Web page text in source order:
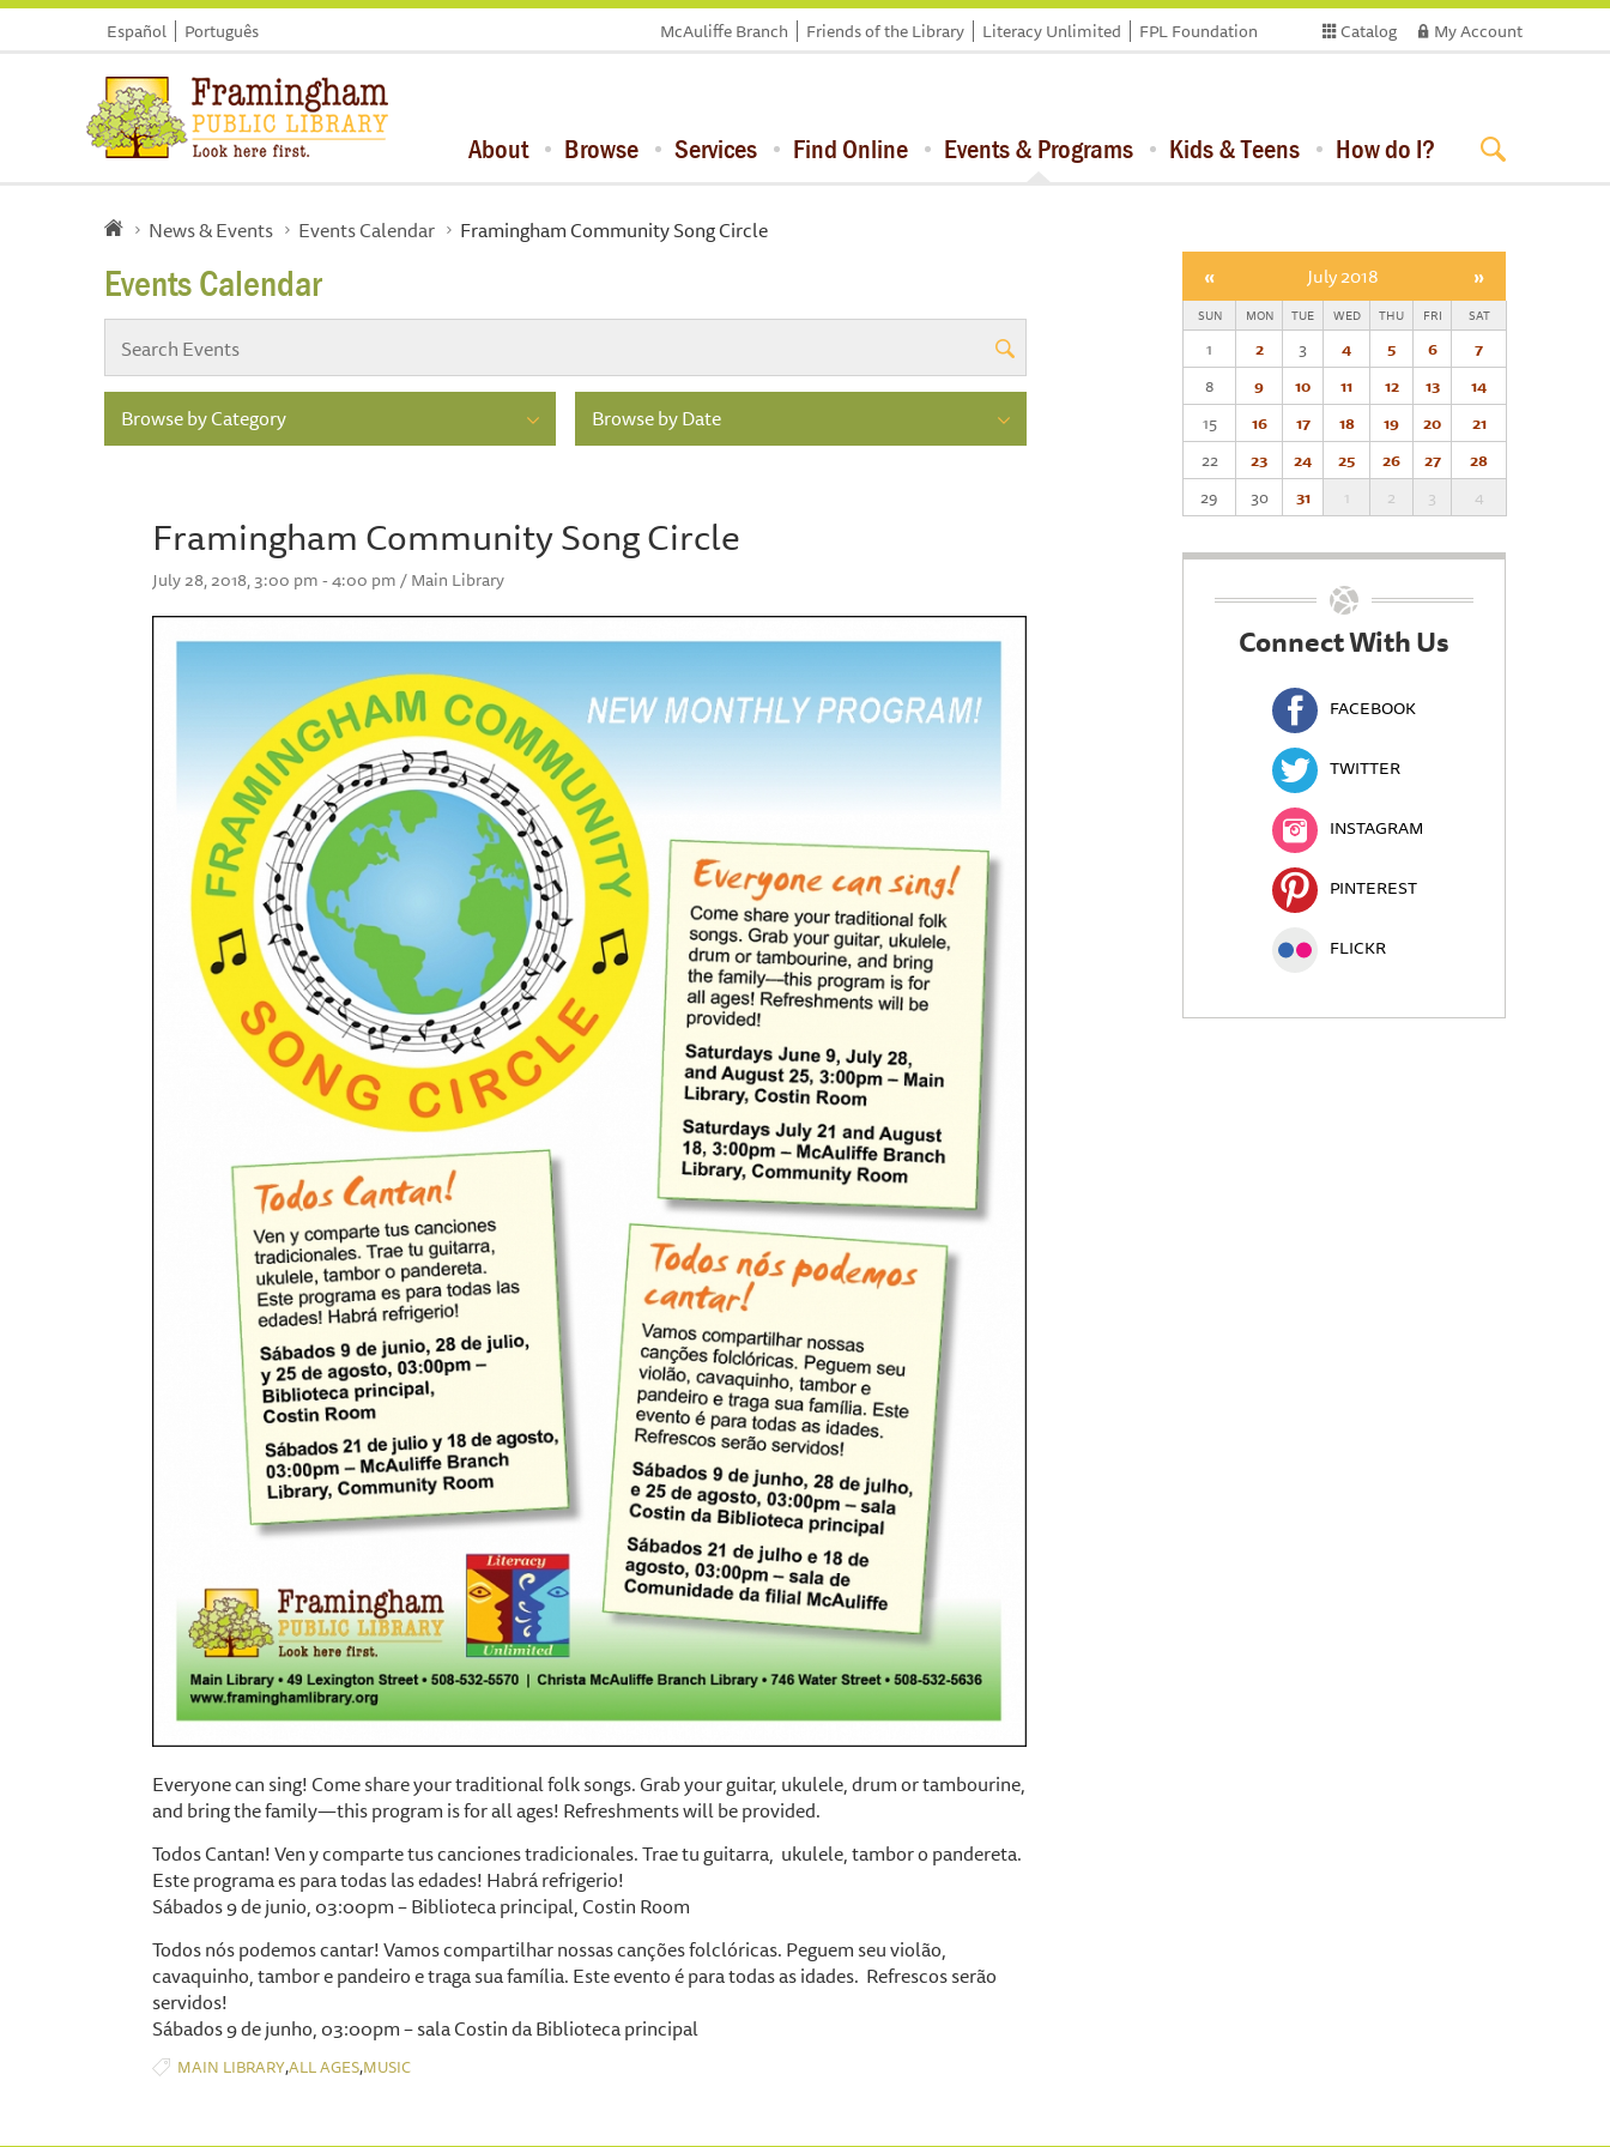
Español Português Catalog My Account
McAuliffe Branch Friends of the Library Literacy Unlimited FPL Foundation
About Browse Services Find Online Events & Programs Kids & Teens How do I?
News & Events Events Calendar Framingham Community Song Circle
Events Calendar
Browse by Category Browse by Date
Framingham Community Song Circle
July 28, 2018, 3:00 pm - 4:00 pm / Main Library
Everyone can sing! Come share your traditional folk songs. Grab your guitar, ukulele, drum or tambourine,
and bring the family—this program is for all ages! Refreshments will be provided.
Todos Cantan! Ven y comparte tus canciones tradicionales. Trae tu guitarra, ukulele, tambor o pandereta.
Este programa es para todas las edades! Habrá refrigerio!
Sábados 9 de junio, 03:00pm – Biblioteca principal, Costin Room
Todos nós podemos cantar! Vamos compartilhar nossas canções folclóricas. Peguem seu violão,
cavaquinho, tambor e pandeiro e traga sua família. Este evento é para todas as idades. Refrescos serão
servidos!
Sábados 9 de junho, 03:00pm – sala Costin da Biblioteca principal
MAIN LIBRARY,ALL AGES,MUSIC
« July 2018 »
SUN MON TUE WED THU FRI SAT
1 2 3 4 5 6
7
8
9 10 11 12 13
14
15
16 17 18 19 20
21
22
23 24 25 26 27
28
29
30 31 1 2 3 4
Connect With Us
FACEBOOK
TWITTER
INSTAGRAM
PINTEREST
FLICKR